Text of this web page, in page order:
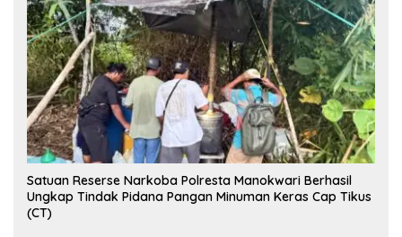
Satuan Reserse Narkoba Polresta Manokwari Berhasil
Ungkap Tindak Pidana Pangan Minuman Keras Cap Tikus
(CT)